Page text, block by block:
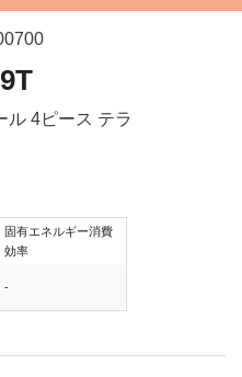
ル 4ピース テラ
固有エネルギー消費
効率
-